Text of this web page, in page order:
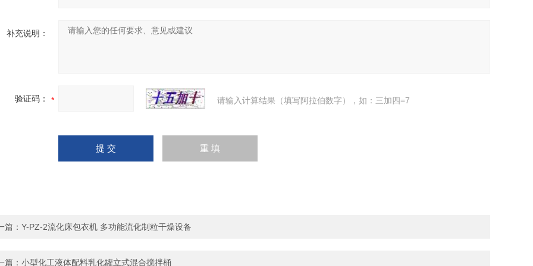
补充说明：
验证码： 请输入计算结果（填写阿拉伯数字），如：三加四=7
篇： Y-PZ-2流化床包衣机 多功能流化制粒干燥设备
篇： 小型化工液体配料乳化罐立式混合搅拌桶